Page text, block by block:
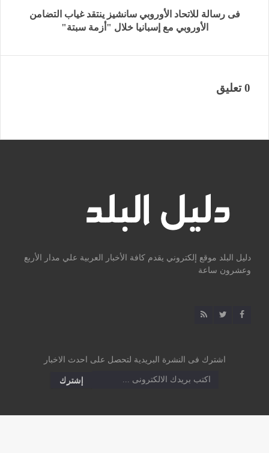
فى رسالة للاتحاد الأوروبي سانشيز ينتقد غياب التضامن
الأوروبي مع إسبانيا خلال "أزمة سبتة"
0 تعليق
دليل البلد موقع إلكتروني يقدم كافة الأخبار العربية علي مدار الأربع
وعشرون ساعة
اشترك فى النشرة البريدية لتحصل على احدث الاخبار